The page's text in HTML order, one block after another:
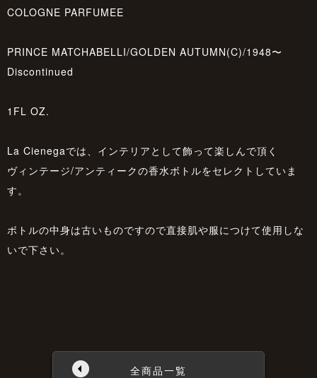
COLOGNE PARFUMEE
PRINCE MATCHABELLI/GOLDEN AUTUMN(C)/1948〜
Discontinued
1FL OZ.
La Cienegaでは、インテリアとして飾って楽しんで頂く
ヴィンテージ/アンティークの香水ボトルをセレクトしていま
す。
ボトルの中身は古いものですので直接肌や服につけて使用しな
いで下さい。
全商品一覧